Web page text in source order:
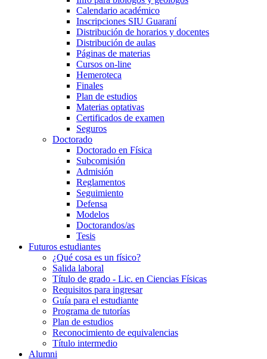
Calendario académico
Inscripciones SIU Guaraní
Distribución de horarios y docentes
Distribución de aulas
Páginas de materias
Cursos on-line
Hemeroteca
Finales
Plan de estudios
Materias optativas
Certificados de examen
Seguros
Doctorado
Doctorado en Física
Subcomisión
Admisión
Reglamentos
Seguimiento
Defensa
Modelos
Doctorandos/as
Tesis
Futuros estudiantes
¿Qué cosa es un físico?
Salida laboral
Título de grado - Lic. en Ciencias Físicas
Requisitos para ingresar
Guía para el estudiante
Programa de tutorías
Plan de estudios
Reconocimiento de equivalencias
Título intermedio
Alumni